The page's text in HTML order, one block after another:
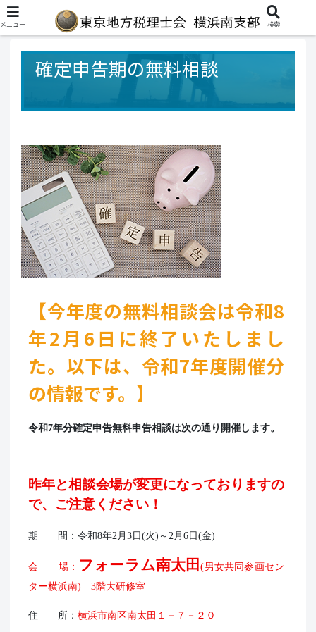
確定申告期の無料相談
【今年度の無料相談会は令和8
年2月6日に終了いたしまし
た。 以下は、令和7年度開催分
の情報です。】
令和7年分確定申告無料申告相談は次の通り開催します。
昨年と相談会場が変更になっておりますの
で、ご注意ください！
期 間：令和8年2月3日(火)～2月6日(金)
会 場： フォーラム南太田(男女共同参画セン
ター横浜南) 3階大研修室
住 所：横浜市南区南太田１－７－２０
メニュー 検索